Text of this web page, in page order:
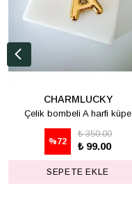
CHARMLUCKY
Çelik bombeli A harfi küpe
%72
₺ 350.00
₺ 99.00
SEPETE EKLE